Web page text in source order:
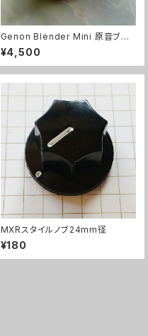
Genon Blender Mini 原音ブレ
ンドキット【BASIC KIT】
¥4,500
MXRスタイルノブ24mm径
¥180